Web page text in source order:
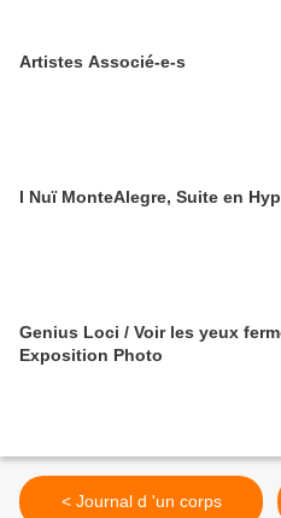
Artistes Associé-e-s
I Nuï MonteAlegre, Suite en
Genius Loci / Voir les yeux
Exposition Photo
< Journal d 'un corps